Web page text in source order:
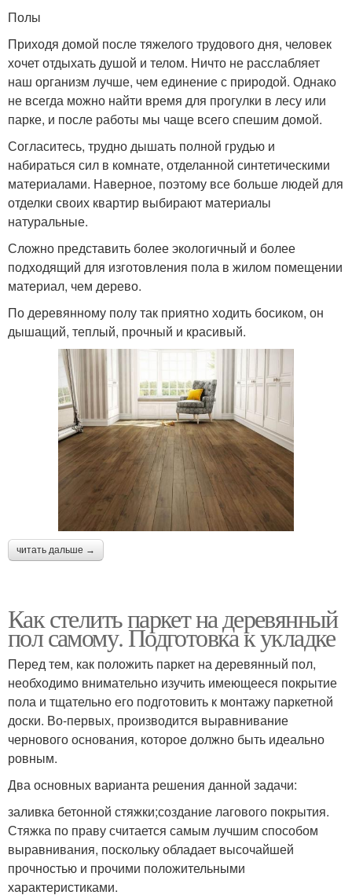
Полы
Приходя домой после тяжелого трудового дня, человек
хочет отдыхать душой и телом. Ничто не расслабляет
наш организм лучше, чем единение с природой. Однако
не всегда можно найти время для прогулки в лесу или
парке, и после работы мы чаще всего спешим домой.
Согласитесь, трудно дышать полной грудью и
набираться сил в комнате, отделанной синтетическими
материалами. Наверное, поэтому все больше людей для
отделки своих квартир выбирают материалы
натуральные.
Сложно представить более экологичный и более
подходящий для изготовления пола в жилом помещении
материал, чем дерево.
По деревянному полу так приятно ходить босиком, он
дышащий, теплый, прочный и красивый.
читать дальше →
Как стелить паркет на деревянный
пол самому. Подготовка к укладке
Перед тем, как положить паркет на деревянный пол,
необходимо внимательно изучить имеющееся покрытие
пола и тщательно его подготовить к монтажу паркетной
доски. Во-первых, производится выравнивание
чернового основания, которое должно быть идеально
ровным.
Два основных варианта решения данной задачи:
заливка бетонной стяжки;создание лагового покрытия.
Стяжка по праву считается самым лучшим способом
выравнивания, поскольку обладает высочайшей
прочностью и прочими положительными
характеристиками.